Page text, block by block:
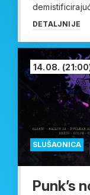
DETALJNIJE
SLUŠAONICA
14.08.
Punk’s